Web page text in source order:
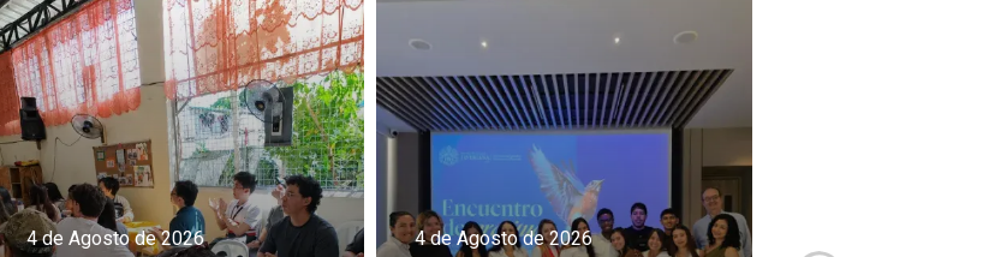
4 de Agosto de 2026 4 de Agosto de 2026